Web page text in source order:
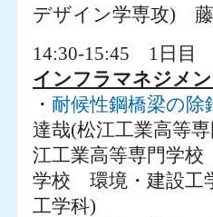
デザイン学専攻) 藤
14:30-15:45 1日目
インフラマネジメ
・ 耐候性鋼橋梁の
達哉(松江工業高等
江工業高等専門学
学校 環境・建設工
工学科)